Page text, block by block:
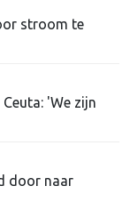
stroom te
'We zijn
door naar